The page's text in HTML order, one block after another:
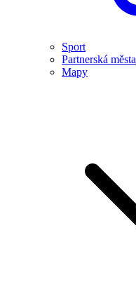
Sport
Partnerská města
Mapy